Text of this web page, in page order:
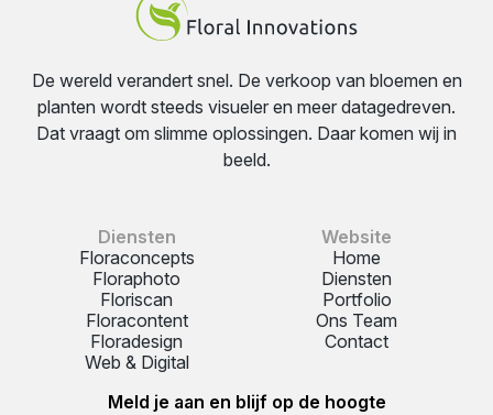
De wereld verandert snel. De verkoop van bloemen en
planten wordt steeds visueler en meer datagedreven.
Dat vraagt om slimme oplossingen. Daar komen wij in
beeld.
Diensten
Floraconcepts
Floraphoto
Floriscan
Floracontent
Floradesign
Web & Digital
Website
Home
Diensten
Portfolio
Ons Team
Contact
Meld je aan en blijf op de hoogte